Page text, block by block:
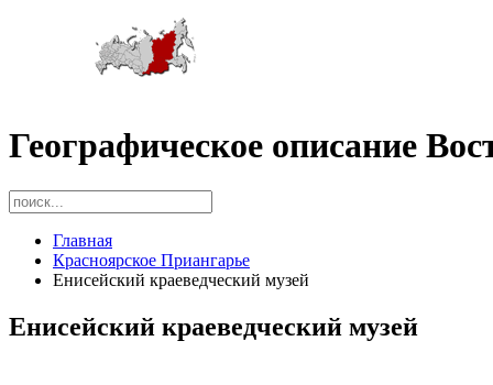
Географическое описание
Главная
Красноярское Приангарье
Енисейский краеведческий музей
Енисейский краеведческий музей